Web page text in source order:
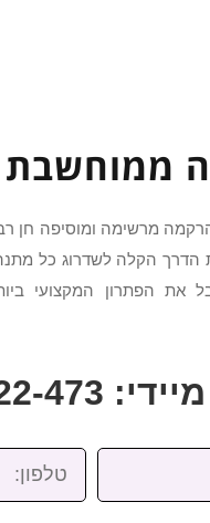
הרקמה מרשימה ומוסיפה
הקלה לשדרוג כל מתנה,
הפתרון המקצועי
3922-473
טלפון: